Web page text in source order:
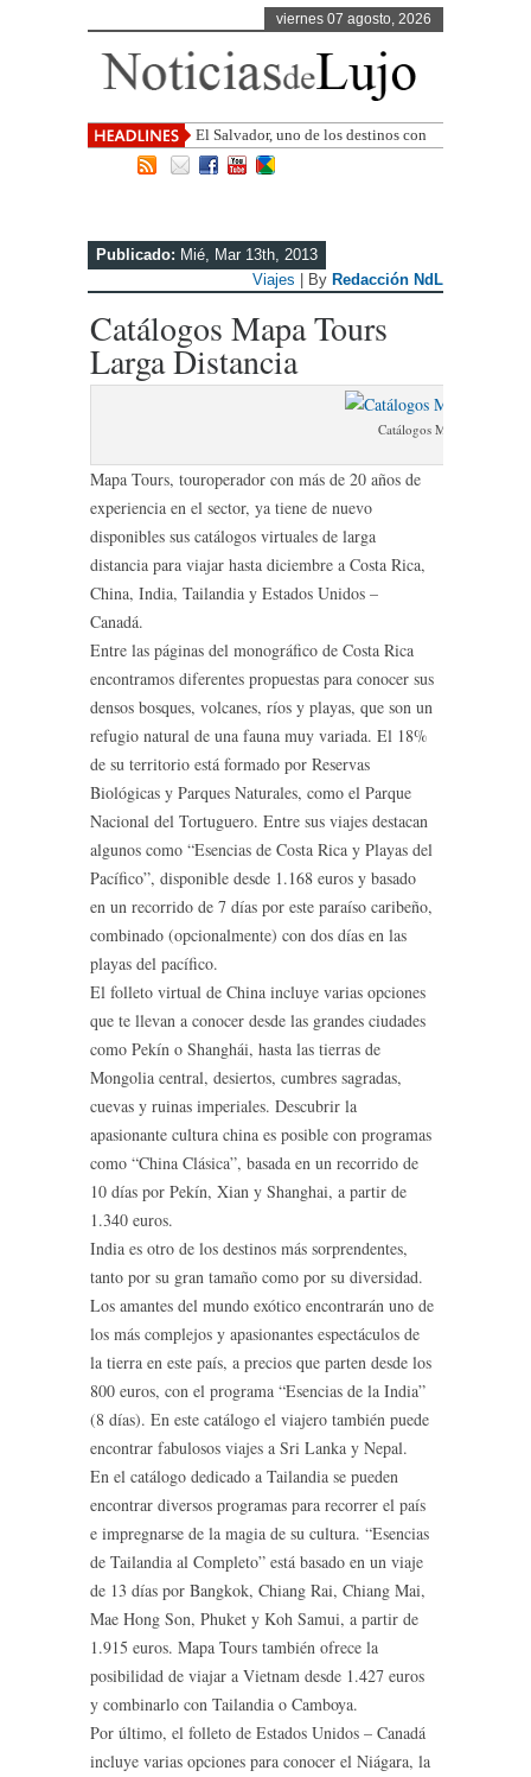
viernes 07 agosto, 2026
El Salvador, uno de los destinos con
mayor proyección de Centroamérica
Publicado: Mié, Mar 13th, 2013
Viajes | By Redacción NdL
Catálogos Mapa Tours
Larga Distancia
Catálogos Mapa Tours
Mapa Tours, touroperador con más de 20 años de
experiencia en el sector, ya tiene de nuevo
disponibles sus catálogos virtuales de larga
distancia para viajar hasta diciembre a Costa Rica,
China, India, Tailandia y Estados Unidos –
Canadá.
Entre las páginas del monográfico de Costa Rica
encontramos diferentes propuestas para conocer sus
densos bosques, volcanes, ríos y playas, que son un
refugio natural de una fauna muy variada. El 18%
de su territorio está formado por Reservas
Biológicas y Parques Naturales, como el Parque
Nacional del Tortuguero. Entre sus viajes destacan
algunos como “Esencias de Costa Rica y Playas del
Pacífico”, disponible desde 1.168 euros y basado
en un recorrido de 7 días por este paraíso caribeño,
combinado (opcionalmente) con dos días en las
playas del pacífico.
El folleto virtual de China incluye varias opciones
que te llevan a conocer desde las grandes ciudades
como Pekín o Shanghái, hasta las tierras de
Mongolia central, desiertos, cumbres sagradas,
cuevas y ruinas imperiales. Descubrir la
apasionante cultura china es posible con programas
como “China Clásica”, basada en un recorrido de
10 días por Pekín, Xian y Shanghai, a partir de
1.340 euros.
India es otro de los destinos más sorprendentes,
tanto por su gran tamaño como por su diversidad.
Los amantes del mundo exótico encontrarán uno de
los más complejos y apasionantes espectáculos de
la tierra en este país, a precios que parten desde los
800 euros, con el programa “Esencias de la India”
(8 días). En este catálogo el viajero también puede
encontrar fabulosos viajes a Sri Lanka y Nepal.
En el catálogo dedicado a Tailandia se pueden
encontrar diversos programas para recorrer el país
e impregnarse de la magia de su cultura. “Esencias
de Tailandia al Completo” está basado en un viaje
de 13 días por Bangkok, Chiang Rai, Chiang Mai,
Mae Hong Son, Phuket y Koh Samui, a partir de
1.915 euros. Mapa Tours también ofrece la
posibilidad de viajar a Vietnam desde 1.427 euros
y combinarlo con Tailandia o Camboya.
Por último, el folleto de Estados Unidos – Canadá
incluye varias opciones para conocer el Niágara, la